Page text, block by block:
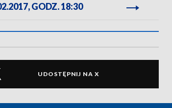
GODZ. 18:30
UDOSTĘPNIJ NA X